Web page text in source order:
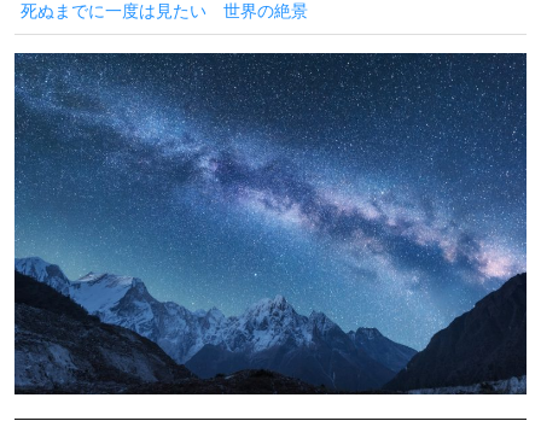
死ぬまでに一度は見たい 世界の絶景